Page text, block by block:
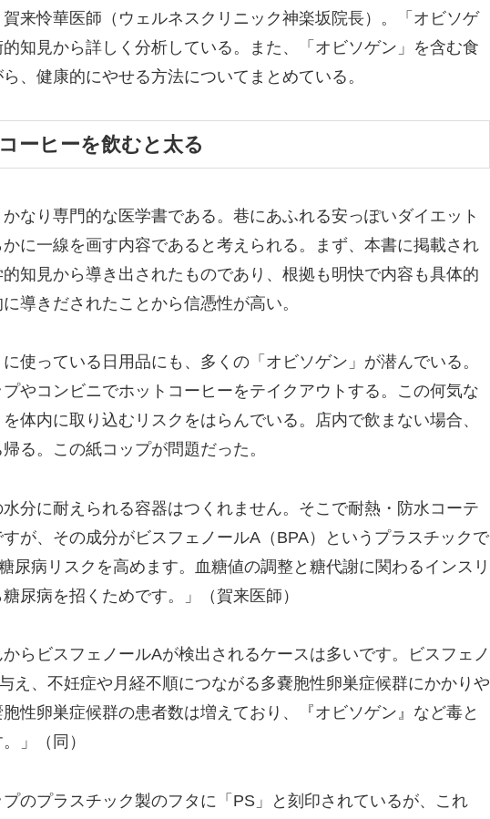
来怜華医師（ウェルネスクリニック神楽坂院長）。「オビソゲ
知見から詳しく分析している。また、「オビソゲン」を含む食
、健康的にやせる方法についてまとめている。
ーヒーを飲むと太る
なり専門的な医学書である。巷にあふれる安っぽいダイエット
に一線を画す内容であると考えられる。まず、本書に掲載され
知見から導き出されたものであり、根拠も明快で内容も具体的
導きだされたことから信憑性が高い。
使っている日用品にも、多くの「オビソゲン」が潜んでいる。
やコンビニでホットコーヒーをテイクアウトする。この何気な
体内に取り込むリスクをはらんでいる。店内で飲まない場合、
る。この紙コップが問題だった。
水分に耐えられる容器はつくれません。そこで耐熱・防水コーテ
が、その成分がビスフェノールA（BPA）というプラスチックで
尿病リスクを高めます。血糖値の調整と糖代謝に関わるインスリ
尿病を招くためです。」（賀来医師）
からビスフェノールAが検出されるケースは多いです。ビスフェノ
え、不妊症や月経不順につながる多嚢胞性卵巣症候群にかかりや
性卵巣症候群の患者数は増えており、『オビソゲン』など毒と
」（同）
のプラスチック製のフタに「PS」と刻印されているが、これ